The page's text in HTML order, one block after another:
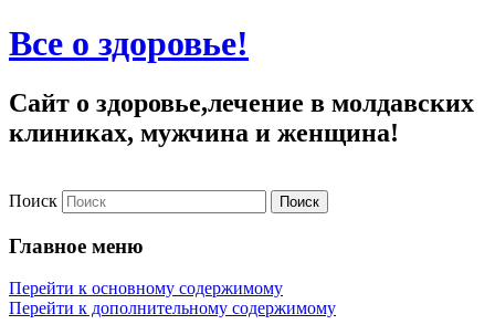
Все о здоровье!
Сайт о здоровье,лечение в молдавских
клиниках, мужчина и женщина!
Поиск
Главное меню
Перейти к основному содержимому
Перейти к дополнительному содержимому